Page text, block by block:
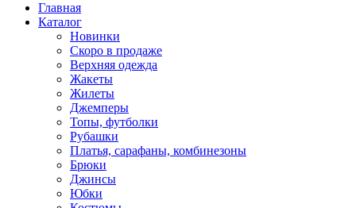
Главная
Каталог
Новинки
Скоро в продаже
Верхняя одежда
Жакеты
Жилеты
Джемперы
Топы, футболки
Рубашки
Платья, сарафаны, комбинезоны
Брюки
Джинсы
Юбки